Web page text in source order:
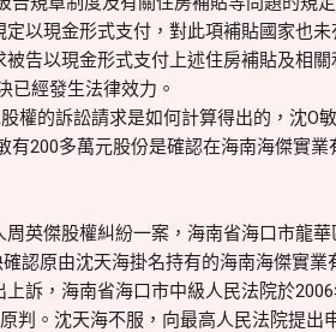
以現金形式支付，對此項補貼國家也
告以現金形式支付上述住房補貼及相
已經發生法律效力。
權的訴訟請求是如何計算得出的，沈O
200多萬元股份是確認在海南海傑實
英傑股權糾紛一案，海南省海口市龍華
認原由沈天海掛名持有的海南海傑實業
訴，海南省海口市中級人民法院於
判。沈天海不服，向最高人民法院提出